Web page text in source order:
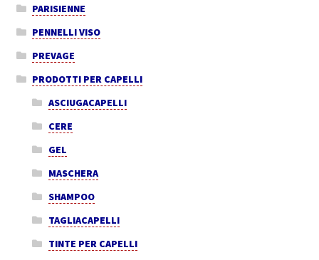
PARISIENNE
PENNELLI VISO
PREVAGE
PRODOTTI PER CAPELLI
ASCIUGACAPELLI
CERE
GEL
MASCHERA
SHAMPOO
TAGLIACAPELLI
TINTE PER CAPELLI